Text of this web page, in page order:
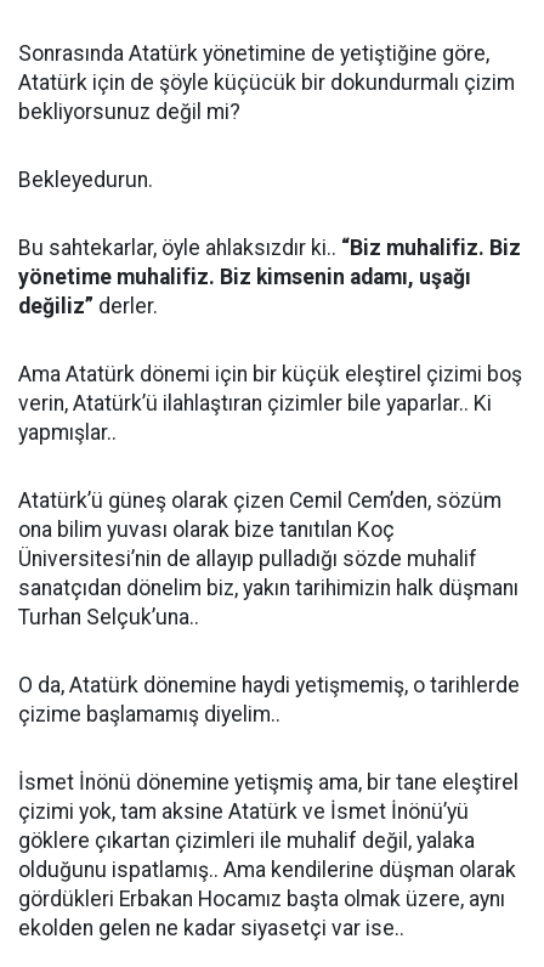
Sonrasında Atatürk yönetimine de yetiştiğine göre,
Atatürk için de şöyle küçücük bir dokundurmalı çizim
bekliyorsunuz değil mi?
Bekleyedurun.
Bu sahtekarlar, öyle ahlaksızdır ki.. “Biz muhalifiz. Biz
yönetime muhalifiz. Biz kimsenin adamı, uşağı
değiliz” derler.
Ama Atatürk dönemi için bir küçük eleştirel çizimi boş
verin, Atatürk’ü ilahlaştıran çizimler bile yaparlar.. Ki
yapmışlar..
Atatürk’ü güneş olarak çizen Cemil Cem’den, sözüm
ona bilim yuvası olarak bize tanıtılan Koç
Üniversitesi’nin de allayıp pulladığı sözde muhalif
sanatçıdan dönelim biz, yakın tarihimizin halk düşmanı
Turhan Selçuk’una..
O da, Atatürk dönemine haydi yetişmemiş, o tarihlerde
çizime başlamamış diyelim..
İsmet İnönü dönemine yetişmiş ama, bir tane eleştirel
çizimi yok, tam aksine Atatürk ve İsmet İnönü’yü
göklere çıkartan çizimleri ile muhalif değil, yalaka
olduğunu ispatlamış.. Ama kendilerine düşman olarak
gördükleri Erbakan Hocamız başta olmak üzere, aynı
ekolden gelen ne kadar siyasetçi var ise..